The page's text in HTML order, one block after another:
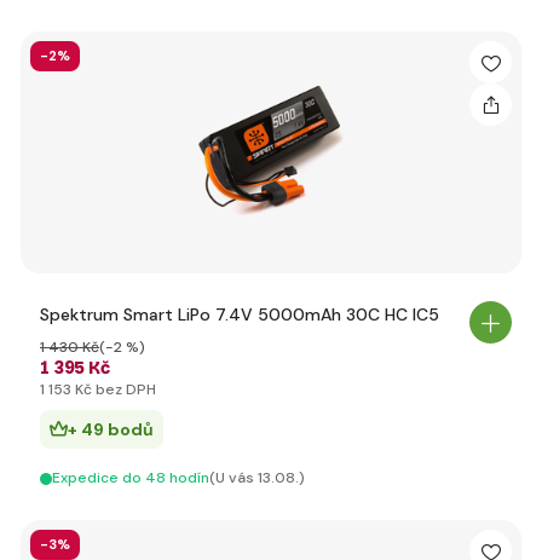
-2%
Spektrum Smart LiPo 7.4V 5000mAh 30C HC IC5
1 395 Kč
1 430 Kč(-2 %)
1 153 Kč bez DPH
+ 49 bodů
Expedice do 48 hodín(U vás 13.08.)
-3%